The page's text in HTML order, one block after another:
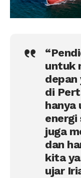
untuk
depan
di
hanya
juga
dan
kita
ujar